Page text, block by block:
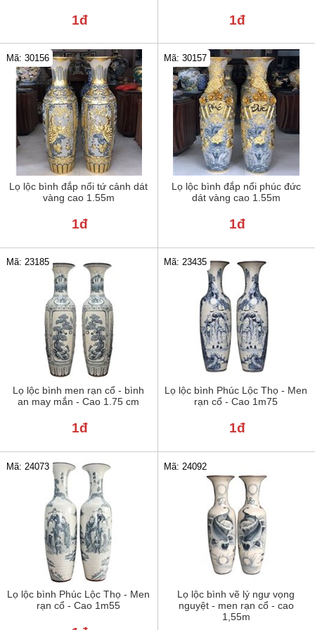
1đ 1đ
Lọ lộc bình đắp nổi tứ cảnh dát
vàng cao 1.55m
Mã: 30156
1đ
Lọ lộc bình đắp nổi phúc đức
dát vàng cao 1.55m
Mã: 30157
1đ
Lọ lộc bình men rạn cổ - bình
an may mắn - Cao 1.75 cm
Mã: 23185
1đ
Lọ lộc bình Phúc Lộc Thọ - Men
rạn cổ - Cao 1m75
Mã: 23435
1đ
Lọ lộc bình Phúc Lộc Thọ - Men
rạn cổ - Cao 1m55
Mã: 24073
Lọ lộc bình vẽ lý ngư vọng
nguyệt - men rạn cổ - cao
1,55m
Mã: 24092